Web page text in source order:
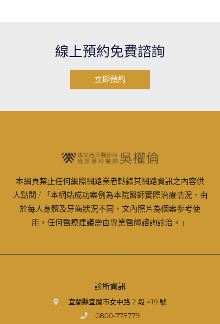
線上預約免費諮詢
立即預約
本網頁禁止任何網際網路業者轉錄其網路資訊之內容供
人點閱 / 「本網站成功案例為本院醫師實際治療情況，由
於每人身體及牙齒狀況不同，文內照片為個案參考使
用，任何醫療建議需由專業醫師諮詢診治。」
診所資訊
宜蘭縣宜蘭市女中路 2 段 419 號
0800-778779